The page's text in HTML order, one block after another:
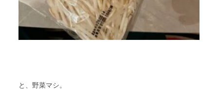
と、野菜マシ。